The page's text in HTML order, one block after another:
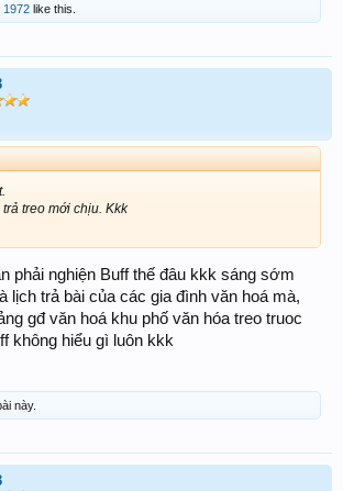
1972 like this.
treo mới chịu. Kkk
phải nghiện Buff thế đâu kkk sáng sớm
lịch trả bài của các gia đình văn hoá mà,
gđ văn hoá khu phố văn hóa treo truoc
không hiểu gì luôn kkk
này.